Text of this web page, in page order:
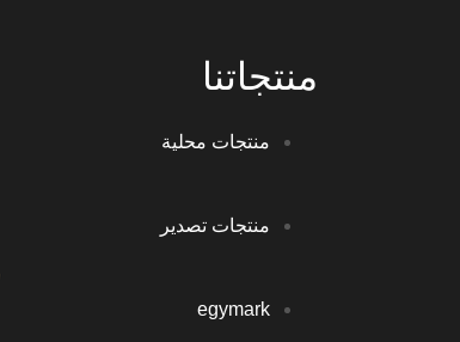
منتجاتنا
منتجات محلية
منتجات تصدير
egymark